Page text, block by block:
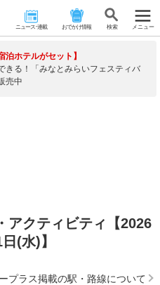
ニュース･連載 おでかけ情報 検 索 メニュー
泊ホテルがセット】
きる！「みなとみらいフェスティバ
売中
アクティビティ【2026
(水)】
プラス掲載の駅・路線について